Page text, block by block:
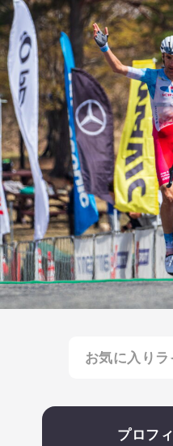
Contact
お気に入り登録
推しライダーの最新
お気に入り
プロフ